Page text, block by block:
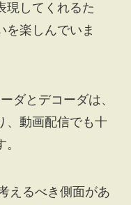
現してくれるた
を楽しんでいま
ダとデコーダは、
、動画配信でも十
えるべき側面があ